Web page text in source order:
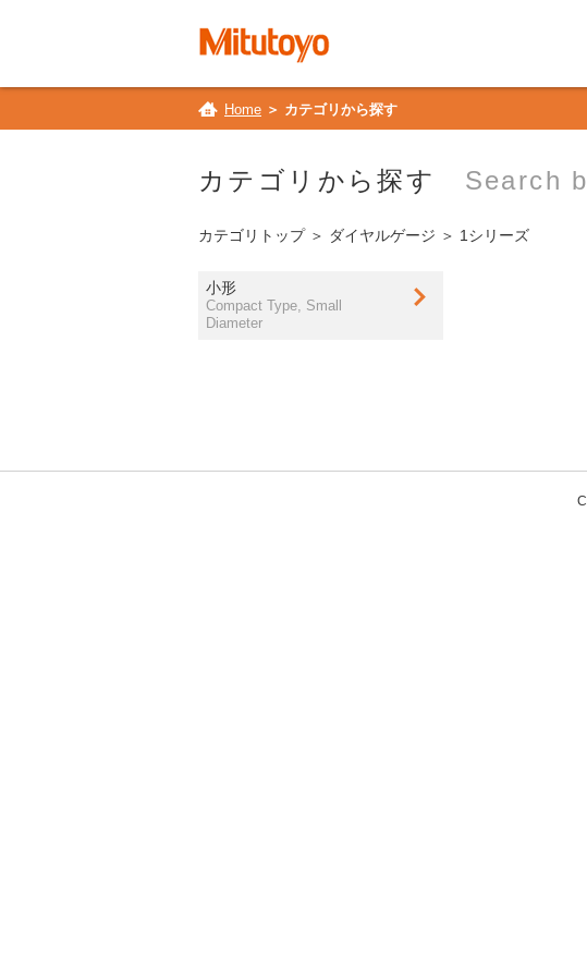
Home ＞ カテゴリから探す
カテゴリから探す Search
カテゴリトップ ＞ ダイヤルゲージ ＞ 1シリーズ
小形
Compact Type, Small
Diameter